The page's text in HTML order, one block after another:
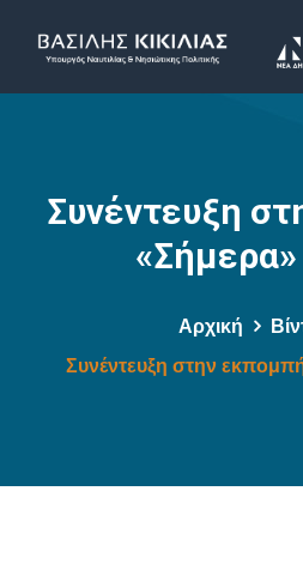
Συνέντευξη
Αρχική
Συνέντευξη στην